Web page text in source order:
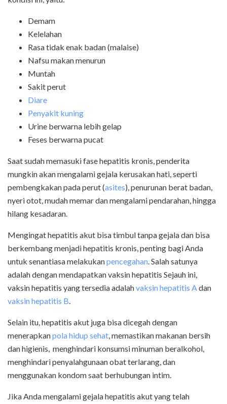
Demam
Kelelahan
Rasa tidak enak badan (malaise)
Nafsu makan menurun
Muntah
Sakit perut
Diare
Penyakit kuning
Urine berwarna lebih gelap
Feses berwarna pucat
Saat sudah memasuki fase hepatitis kronis, penderita
mungkin akan mengalami gejala kerusakan hati, seperti
pembengkakan pada perut (asites), penurunan berat badan,
nyeri otot, mudah memar dan mengalami pendarahan, hingga
hilang kesadaran.
Mengingat hepatitis akut bisa timbul tanpa gejala dan bisa
berkembang menjadi hepatitis kronis, penting bagi Anda
untuk senantiasa melakukanpencegahan. Salah satunya
adalah dengan mendapatkan vaksin hepatitis Sejauh ini,
vaksin hepatitis yang tersedia adalahvaksin hepatitis Adan
vaksin hepatitis B.
Selain itu, hepatitis akut juga bisa dicegah dengan
menerapkanpola hidup sehat, memastikan makanan bersih
dan higienis, menghindari konsumsi minuman beralkohol,
menghindari penyalahgunaan obat terlarang, dan
menggunakan kondom saat berhubungan intim.
Jika Anda mengalami gejala hepatitis akut yang telah